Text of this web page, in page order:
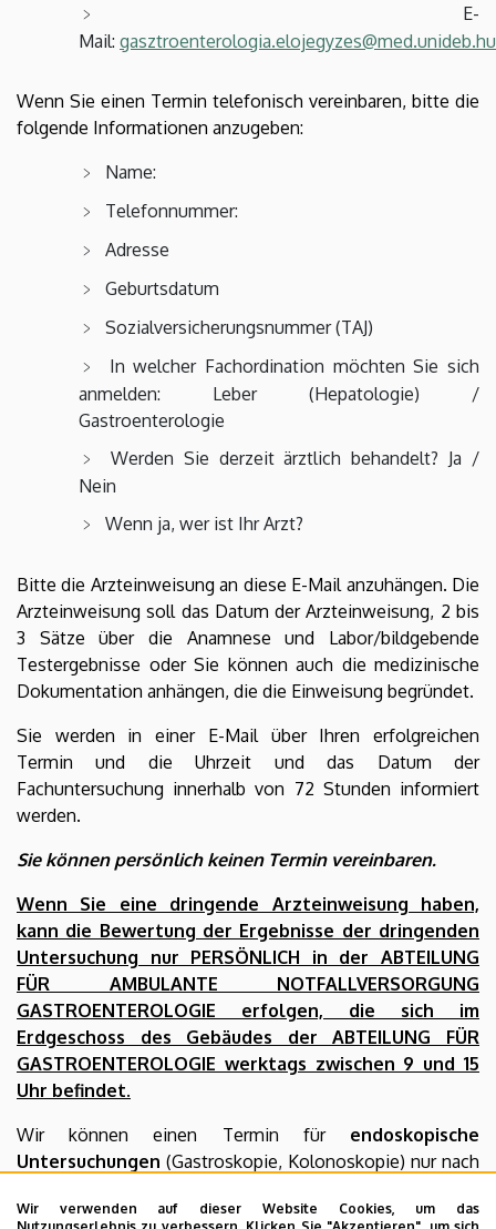
Wir verwenden auf dieser Website Cookies, um das
E-
Mail: gasztroenterologia.elojegyzes@med.unideb.hu
Wenn Sie einen Termin telefonisch vereinbaren, bitte die
folgende Informationen anzugeben:
Name:
Telefonnummer:
Adresse
Geburtsdatum
Sozialversicherungsnummer (TAJ)
In welcher Fachordination möchten Sie sich
anmelden: Leber (Hepatologie) /
Gastroenterologie
Werden Sie derzeit ärztlich behandelt? Ja /
Nein
Wenn ja, wer ist Ihr Arzt?
Bitte die Arzteinweisung an diese E-Mail anzuhängen. Die
Arzteinweisung soll das Datum der Arzteinweisung, 2 bis
3 Sätze über die Anamnese und Labor/bildgebende
Testergebnisse oder Sie können auch die medizinische
Dokumentation anhängen, die die Einweisung begründet.
Sie werden in einer E-Mail über Ihren erfolgreichen
Termin und die Uhrzeit und das Datum der
Fachuntersuchung innerhalb von 72 Stunden informiert
werden.
Sie können persönlich keinen Termin vereinbaren.
Wenn Sie eine dringende Arzteinweisung haben,
kann die Bewertung der Ergebnisse der dringenden
Untersuchung nur PERSÖNLICH in der ABTEILUNG
FÜR AMBULANTE NOTFALLVERSORGUNG
GASTROENTEROLOGIE erfolgen, die sich im
Erdgeschoss des Gebäudes der ABTEILUNG FÜR
GASTROENTEROLOGIE werktags zwischen 9 und 15
Uhr befindet.
Wir können einen Termin für endoskopische
Untersuchungen (Gastroskopie, Kolonoskopie) nur nach